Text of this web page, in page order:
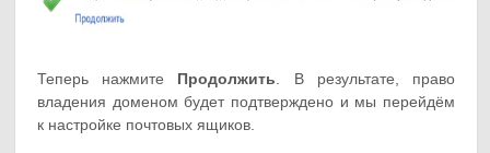
Теперь нажмите Продолжить . В результате, право
владения доменом будет подтверждено и мы перейдём
к настройке почтовых ящиков.